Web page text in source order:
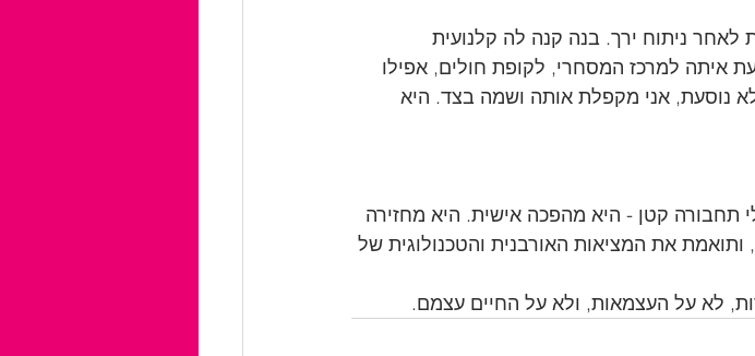
לאחר ניתוח ירך. בנה קנה לה קלנועית
איתה למרכז המסחרי, לקופת חולים, אפילו
לא נוסעת, אני מקפלת אותה ושמה בצד. היא
קטן - היא מהפכה אישית. היא מחזירה
את המציאות האורבנית והטכנולוגית של
לא על העצמאות, ולא על החיים עצמם.